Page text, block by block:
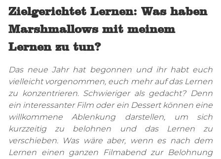
Zielgerichtet Lernen: Was haben
Marshmallows mit meinem
Lernen zu tun?
Das neue Jahr hat begonnen und ihr habt euch
vielleicht vorgenommen, euch mehr auf das Lernen
zu konzentrieren. Schwieriger als gedacht? Denn
ein interessanter Film oder ein Dessert können eine
willkommene Ablenkung darstellen, um sich
kurzzeitig zu belohnen und das Lernen zu
verschieben. Was wäre aber, wenn es nach dem
Lernen einen ganzen Filmabend zur Belohnung